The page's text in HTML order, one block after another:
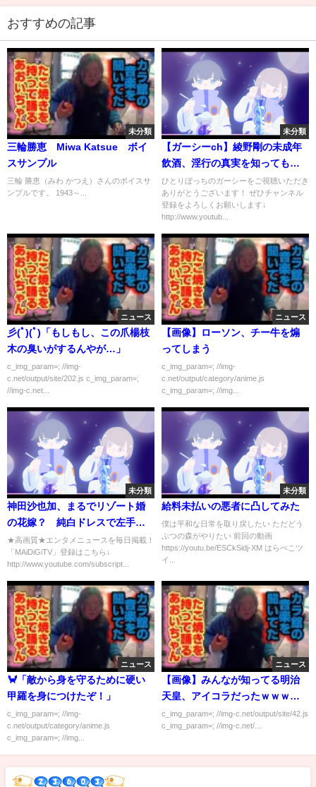
おすすめの記事
未分類
三輪勝恵 Miwa Katsue ボイ
スサンプル
三輪 勝恵（みわ かつえ）さんのボイスサ
ンプルです。 1943～...
未分類
【ガーシーch】綾野剛の未成年
飲酒、淫行の真実を知ってもら
うことで、今後多くの女性を救
いたいです。元NMB48松岡知
穂。＃綾野剛＃松岡知穂＃東谷
＃トライストーン
ひとりぼっちのガーシーをご視聴いただき
ありがとうございます！ ぜひチャンネル
登録をよろしくお願いします↓
http://www.youtub...
ニュース
彡(ﾟ)(ﾟ)「もしもし、この爪楊枝
木の臭いがするんやが…」
c_img_param=; //img-
c.net/output/site/202.js c_img_param=;
//img-c.net...
ニュース
【画像】ローソン、チー牛を煽
ってしまう
c_img_param=; //img-
c.net/output/category/anime.js
c_img_param=; //img...
未分類
神田沙也加、まるでリゾート婚
の花嫁？ 純白ドレスで左手薬
指にリングも
★高画質★エンタメニュースを毎日掲載！
「MAiDiGiTV」登録はこちら↓
http://www.youtube.com/subscript...
未分類
給料未払いの悪者に凸してみた
僕は平和な日常を取り戻したい ただどう
ぶつの森がやりたい 前回の動画
https://youtu.be/ESCkSidj-XM はらぺこツ
イ...
ニュース
🦀「敵から身を守るために硬い
甲羅を身につけたぞ！」
c_img_param=; //img-
c.net/output/category/anime.js
c_img_param=; //img...
ニュース
【画像】みんなが知ってる明治
天皇、アイコラだったｗｗｗｗ
ｗ
c_img_param=; //img-c.net/output/site/42.js
c_img_param=; //img-c.net/...